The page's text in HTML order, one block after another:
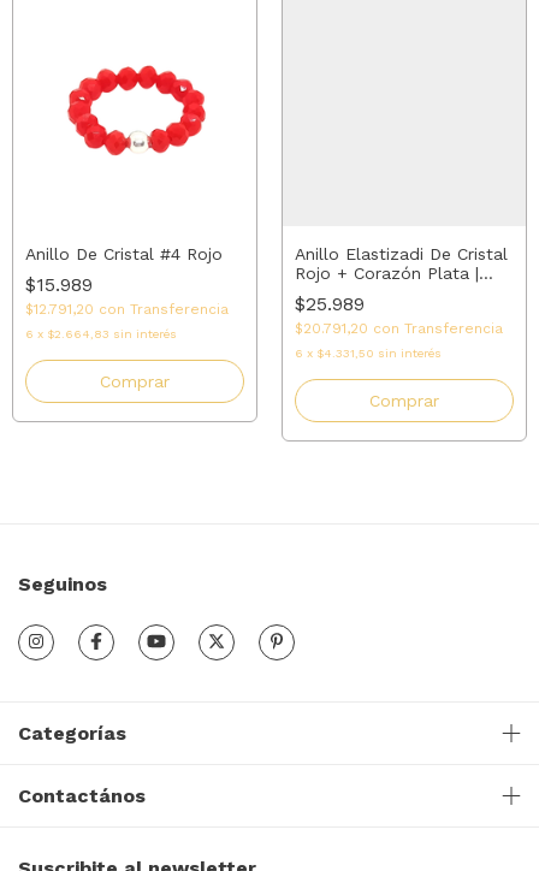
Anillo De Cristal #4 Rojo
$15.989
$12.791,20 con Transferencia
6 x $2.664,83 sin interés
Comprar
Anillo Elastizadi De Cristal
Rojo + Corazón Plata |
AMALO
$25.989
$20.791,20 con Transferencia
6 x $4.331,50 sin interés
Comprar
Seguinos
Categorías
Contactános